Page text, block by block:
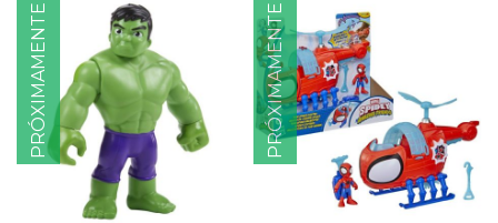
PRÓXIMAMENTE PRÓXIMAMENTE